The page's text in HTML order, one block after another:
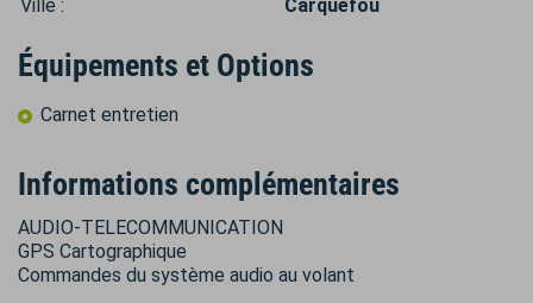
Ville :
Carquefou
Équipements et Options
Carnet entretien
Informations complémentaires
AUDIO-TELECOMMUNICATION
GPS Cartographique
Commandes du système audio au volant